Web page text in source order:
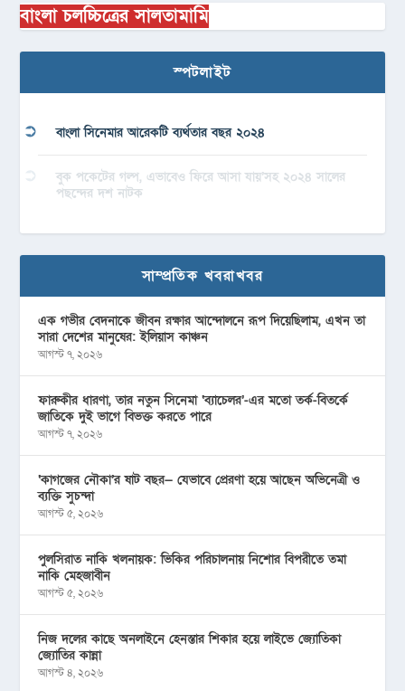
বাংলা চলচ্চিত্রের সালতামামি
স্পটলাইট
বাংলা সিনেমার আরেকটি ব্যর্থতার বছর ২০২৪
বুক পকেটের গল্প, এভাবেও ফিরে আসা যায়’সহ ২০২৪ সালের
পছন্দের দশ নাটক
সাম্প্রতিক খবরাখবর
এক গভীর বেদনাকে জীবন রক্ষার আন্দোলনে রূপ দিয়েছিলাম, এখন তা
সারা দেশের মানুষের: ইলিয়াস কাঞ্চন
আগস্ট ৭, ২০২৬
ফারুকীর ধারণা, তার নতুন সিনেমা ‘ব্যাচেলর’-এর মতো তর্ক-বিতর্কে
জাতিকে দুই ভাগে বিভক্ত করতে পারে
আগস্ট ৭, ২০২৬
‘কাগজের নৌকা’র ষাট বছর— যেভাবে প্রেরণা হয়ে আছেন অভিনেত্রী ও
ব্যক্তি সুচন্দা
আগস্ট ৫, ২০২৬
পুলসিরাত নাকি খলনায়ক: ভিকির পরিচালনায় নিশোর বিপরীতে তমা
নাকি মেহজাবীন
আগস্ট ৫, ২০২৬
নিজ দলের কাছে অনলাইনে হেনস্তার শিকার হয়ে লাইভে জ্যোতিকা
জ্যোতির কান্না
আগস্ট ৪, ২০২৬